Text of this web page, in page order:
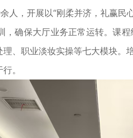
，开展以“刚柔并济，礼赢民
保大厅业务正常运转。课程
、职业淡妆实操等七大模块
。